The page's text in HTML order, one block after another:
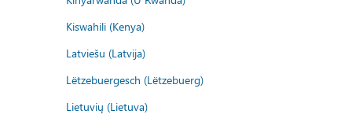
Kiswahili (Kenya)
Latviešu (Latvija)
Lëtzebuergesch (Lëtzebuerg)
Lietuvių (Lietuva)